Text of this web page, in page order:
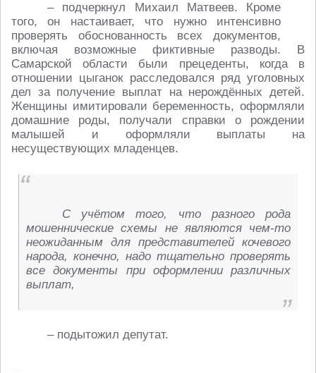
– подчеркнул Михаил Матвеев. Кроме
того, он настаивает, что нужно интенсивно
проверять обоснованность всех документов,
включая возможные фиктивные разводы. В
Самарской области были прецеденты, когда в
отношении цыганок расследовался ряд уголовных
дел за получение выплат на нерождённых детей.
Женщины имитировали беременность, оформляли
домашние роды, получали справки о рождении
малышей и оформляли выплаты на
несуществующих младенцев.
С учётом того, что разного рода
мошеннические схемы не являются чем-то
неожиданным для представителей кочевого
народа, конечно, надо тщательно проверять
все документы при оформлении различных
выплат,
– подытожил депутат.